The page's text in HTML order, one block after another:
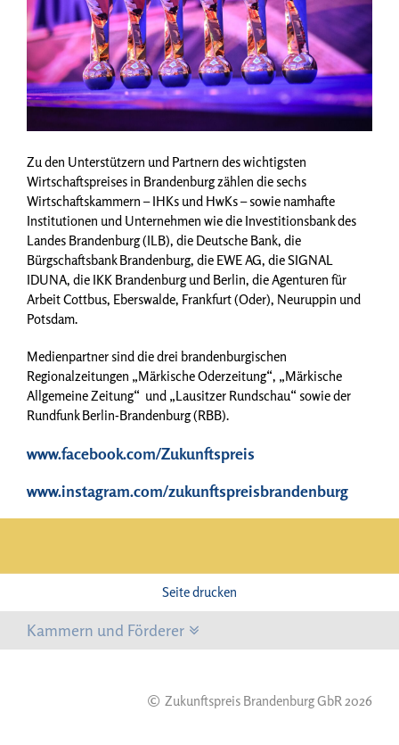
Zu den Unterstützern und Partnern des wichtigsten
Wirtschaftspreises in Brandenburg zählen die sechs
Wirtschaftskammern – IHKs und HwKs – sowie namhafte
Institutionen und Unternehmen wie die Investitionsbank des
Landes Brandenburg (ILB), die Deutsche Bank, die
Bürgschaftsbank Brandenburg, die EWE AG, die SIGNAL
IDUNA, die IKK Brandenburg und Berlin, die Agenturen für
Arbeit Cottbus, Eberswalde, Frankfurt (Oder), Neuruppin und
Potsdam.
Medienpartner sind die drei brandenburgischen
Regionalzeitungen „Märkische Oderzeitung“, „Märkische
Allgemeine Zeitung“ und „Lausitzer Rundschau“ sowie der
Rundfunk Berlin-Brandenburg (RBB).
www.facebook.com/Zukunftspreis
www.instagram.com/zukunftspreisbrandenburg
Seite drucken
Kammern und Förderer
© Zukunftspreis Brandenburg GbR 2026